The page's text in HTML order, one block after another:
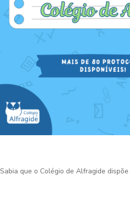
Sabia que o Colégio de Alfragide